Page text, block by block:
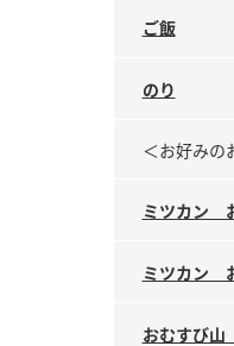
ご飯
のり
＜お好みの
ミツカン
ミツカン
おむすび